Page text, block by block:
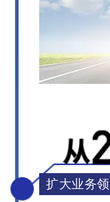
扩大业务